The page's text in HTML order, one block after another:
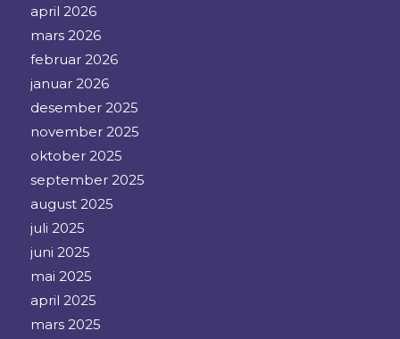
april 2026
mars 2026
februar 2026
januar 2026
desember 2025
november 2025
oktober 2025
september 2025
august 2025
juli 2025
juni 2025
mai 2025
april 2025
mars 2025